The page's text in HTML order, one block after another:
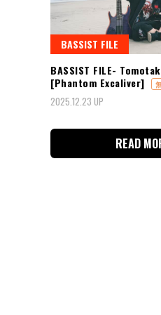
BASSIST FILE
BASSIST FILE-
[Phantom Excaliver]
2025.12.23 UP
READ